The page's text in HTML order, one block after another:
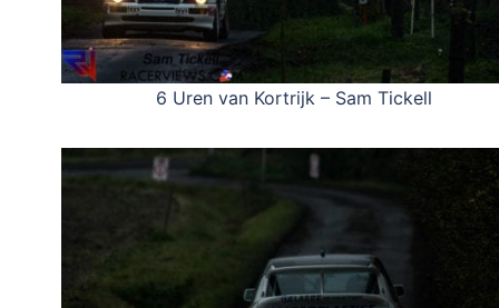
6 Uren van Kortrijk – Sam Tickell